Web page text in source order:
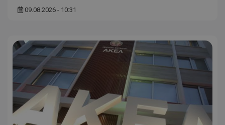
09.08.2026 - 10:31